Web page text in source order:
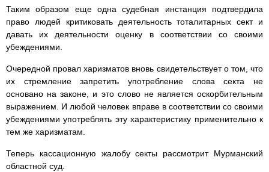
Таким образом еще одна судебная инстанция подтвердила
право людей критиковать деятельность тоталитарных сект и
давать их деятельности оценку в соответствии со своими
убеждениями.
Очередной провал харизматов вновь свидетельствует о том, что
их стремление запретить употребление слова секта не
основано на законе, и это слово не является оскорбительным
выражением. И любой человек вправе в соответствии со своими
убеждениями употреблять эту характеристику применительно к
тем же харизматам.
Теперь кассационную жалобу секты рассмотрит Мурманский
областной суд.